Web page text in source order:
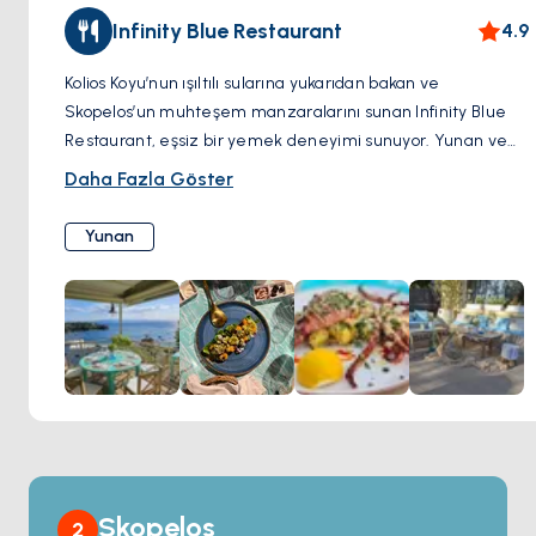
Infinity Blue Restaurant 4.9
Kolios Koyu’nun ışıltılı sularına yukarıdan bakan ve
Skopelos’un muhteşem manzaralarını sunan Infinity Blue
Restaurant, eşsiz bir yemek deneyimi sunuyor. Yunan ve
Akdeniz mutfağında uzmanlaşan menüsü, taze deniz
seçeneğiyle tamamlanıyor. Zarif atmosferi ve büyüleyici
gün batımı manzarası, güneşli bir günün ardından keyifli bir
akşam için ideal. Özel otoparkı ve üstün hizmet kalitesiyle
Infinity Blue, deniz kenarında unutulmaz bir akşam vaat
ediyor.
Daha Fazla Göster
Yunan
2 Skopelos